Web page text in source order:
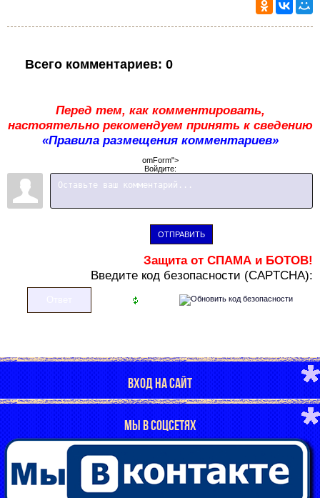
Всего комментариев: 0
Перед тем, как комментировать,
настоятельно рекомендуем принять к сведению
«Правила размещения комментариев»
omForm">
Войдите:
ОТПРАВИТЬ
Защита от СПАМА и БОТОВ!
Введите код безопасности (CAPTCHA):
ВХОД НА САЙТ
МЫ В СОЦСЕТЯХ